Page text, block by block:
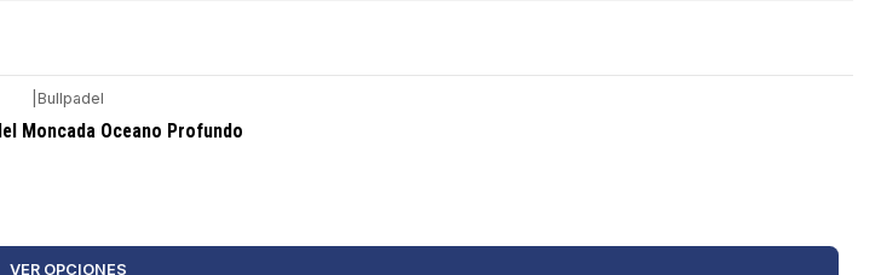
Bullpadel
Moncada Oceano Profundo
VER OPCIONES